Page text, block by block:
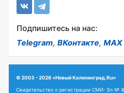
Подпишитесь на нас:
Telegram, ВКонтакте, MAX
© 2003 - 2026 «Новый Калининград.Ru»
Свидетельство о регистрации СМИ: Эл №